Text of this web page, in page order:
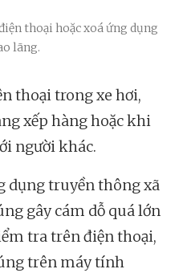
thoại hoặc xoá ứng dụng
lãng.
thoại trong xe hơi,
xếp hàng hoặc khi
người khác.
dụng truyền thông xã
gây cám dỗ quá lớn
tra trên điện thoại,
trên máy tính